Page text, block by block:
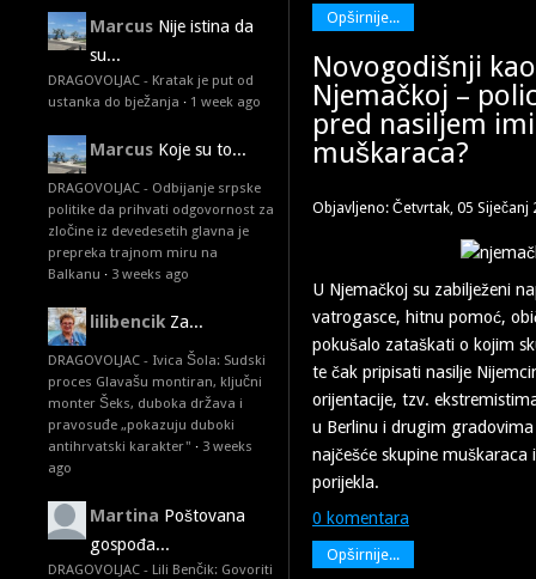
Marcus Nije istina da
su...
DRAGOVOLJAC - Kratak je put od
ustanka do bježanja · 1 week ago
Marcus Koje su to...
DRAGOVOLJAC - Odbijanje srpske
politike da prihvati odgovornost za
zločine iz devedesetih glavna je
prepreka trajnom miru na
Balkanu · 3 weeks ago
lilibencik Za...
DRAGOVOLJAC - Ivica Šola: Sudski
proces Glavašu montiran, ključni
monter Šeks, duboka država i
pravosuđe „pokazuju duboki
antihrvatski karakter" · 3 weeks
ago
Martina Poštovana
gospođa...
DRAGOVOLJAC - Lili Benčik: Govoriti
Opširnije...
Novogodišnji
Njemačkoj –
pred nasiljem
muškaraca?
Objavljeno: Četvrtak, 05 Siječanj
U Njemačkoj su zabilježeni
vatrogasce, hitnu pomoć,
pokušalo zataškati o kojim
te čak pripisati nasilje
orijentacije, tzv.
u Berlinu i drugim gradovima
najčešće skupine
porijekla.
0 komentara
Opširnije...